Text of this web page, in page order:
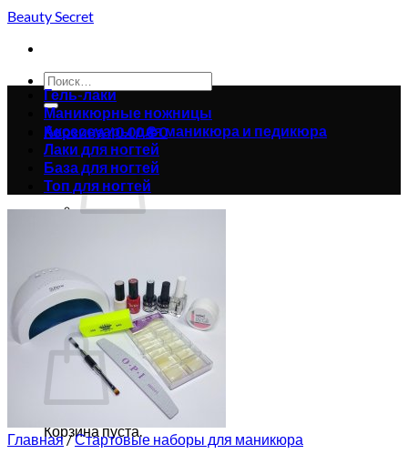
Skip
content
Beauty Secret
Искать:
Корзина /0.00₴0
0
Корзина
Корзина пуста.
Гель-лаки
Маникюрные ножницы
Аксессуары для маникюра и педикюра
Лаки для ногтей
База для ногтей
Топ для ногтей
Главная/Стартовые наборы для маникюра